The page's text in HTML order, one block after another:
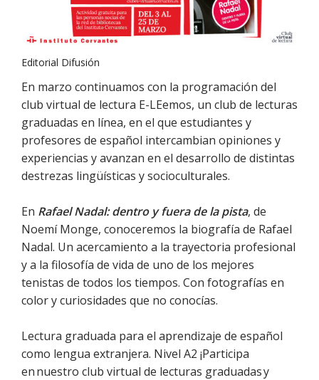
Editorial Difusión
En marzo continuamos con la programación del
club virtual de lectura E-LEemos, un club de lecturas
graduadas en línea, en el que estudiantes y
profesores de español intercambian opiniones y
experiencias y avanzan en el desarrollo de distintas
destrezas lingüísticas y socioculturales.
En Rafael Nadal: dentro y fuera de la pista, de
Noemí Monge, conoceremos la biografía de Rafael
Nadal. Un acercamiento a la trayectoria profesional
y a la filosofía de vida de uno de los mejores
tenistas de todos los tiempos. Con fotografías en
color y curiosidades que no conocías.
Lectura graduada para el aprendizaje de español
como lengua extranjera. Nivel A2 ¡Participa
en nuestro club virtual de lecturas graduadas y